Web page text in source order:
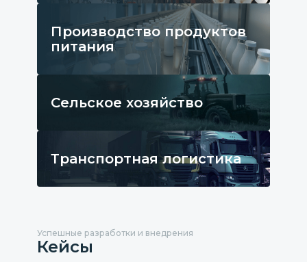
Производство продуктов
питания
Сельское хозяйство
Транспортная логистика
Успешные разработки и внедрения
Кейсы